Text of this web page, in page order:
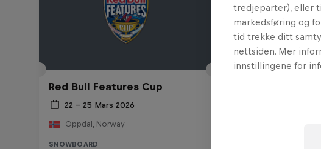
Red Bull Features Cup
22 – 25 Mars 2026
Oppdal, Norway
SNOWBOARD
tredjeparter), eller
markedsføring og
tid trekke ditt
nettsiden. Mer
innstillingene for